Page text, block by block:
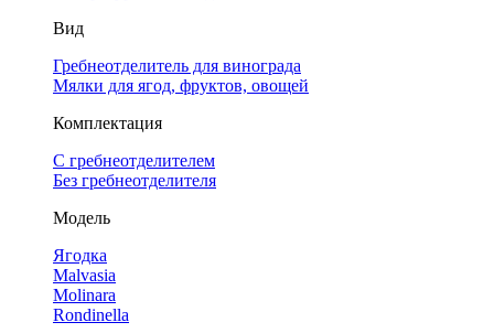
Вид
Гребнеотделитель для винограда
Мялки для ягод, фруктов, овощей
Комплектация
С гребнеотделителем
Без гребнеотделителя
Модель
Ягодка
Malvasia
Molinara
Rondinella